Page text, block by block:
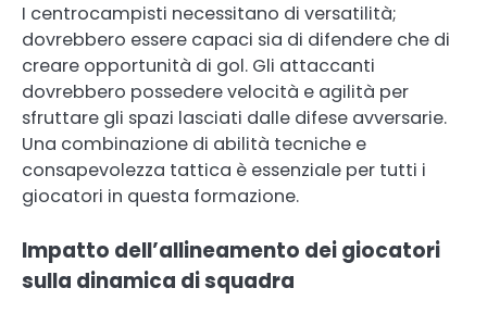
I centrocampisti necessitano di versatilità;
dovrebbero essere capaci sia di difendere che di
creare opportunità di gol. Gli attaccanti
dovrebbero possedere velocità e agilità per
sfruttare gli spazi lasciati dalle difese avversarie.
Una combinazione di abilità tecniche e
consapevolezza tattica è essenziale per tutti i
giocatori in questa formazione.
Impatto dell’allineamento dei giocatori
sulla dinamica di squadra